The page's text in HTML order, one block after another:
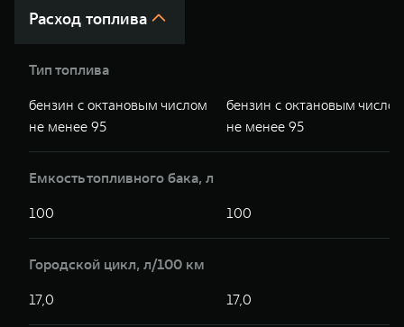
Расход топлива
Тип топлива
бензин с октановым числом
не менее 95
бензин с октановым числом
не менее 95
Емкость топливного бака, л
100 100
Городской цикл, л/100 км
17,0 17,0